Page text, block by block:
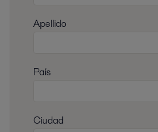
Apellido
País
Ciudad